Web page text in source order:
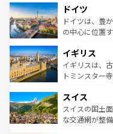
せる。地方に
ンテンツ一覧
で、幅広い魅
聖堂、美しい
から魅了する
いる。シャン
香り高いラベ
らに、パリ以
れる地方に足
を参照してほ
ドイツ
ドイツは、豊
の中心に位置
顔を持つこの
ルリンの文化
してライン川
は、お酒好きな人
ドイツ情報は
イギリス
イギリスは、
トミンスター
リアごとに異
ティー、ビー
戦など、本場
スイス
スイスの国土
な交通網が整